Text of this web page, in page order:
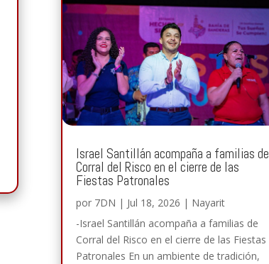
Israel Santillán acompaña a familias de
Corral del Risco en el cierre de las
Fiestas Patronales
por 7DN | Jul 18, 2026 | Nayarit
-Israel Santillán acompaña a familias de
Corral del Risco en el cierre de las Fiestas
Patronales En un ambiente de tradición,